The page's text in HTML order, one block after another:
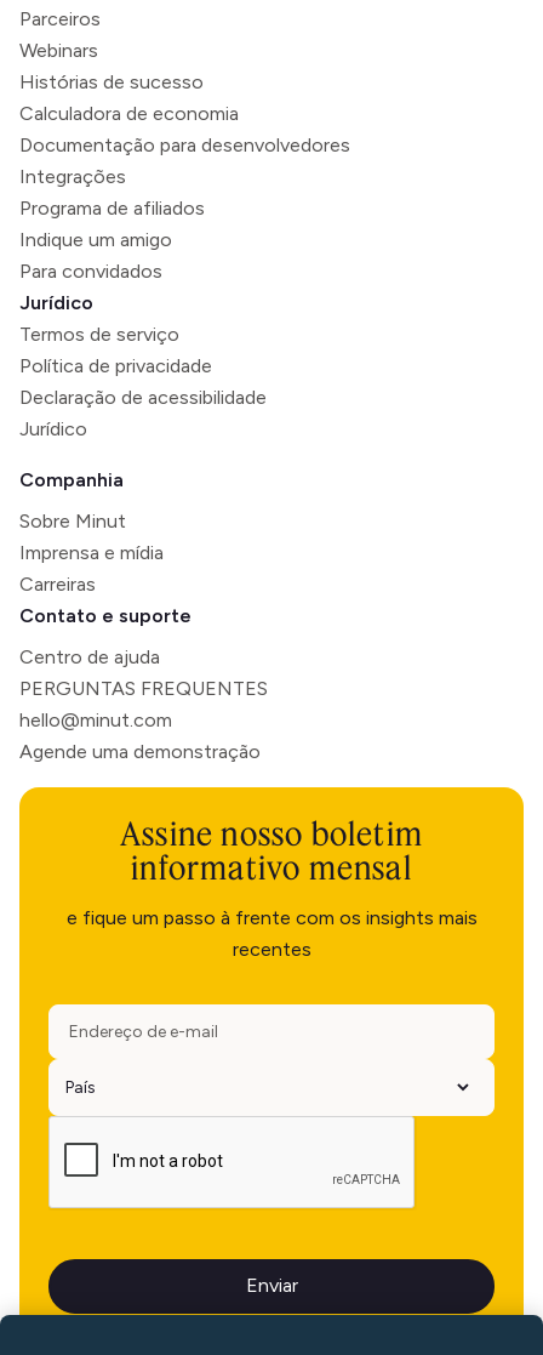
Parceiros
Webinars
Histórias de sucesso
Calculadora de economia
Documentação para desenvolvedores
Integrações
Programa de afiliados
Indique um amigo
Para convidados
Jurídico
Termos de serviço
Política de privacidade
Declaração de acessibilidade
Jurídico
Companhia
Sobre Minut
Imprensa e mídia
Carreiras
Contato e suporte
Centro de ajuda
PERGUNTAS FREQUENTES
hello@minut.com
Agende uma demonstração
Assine nosso boletim
informativo mensal
e fique um passo à frente com os insights mais
recentes